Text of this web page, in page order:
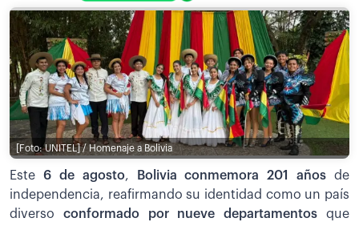
[Foto: UNITEL] / Homenaje a Bolivia
Este 6 de agosto, Bolivia conmemora 201 años de
independencia, reafirmando su identidad como un país
diverso conformado por nueve departamentos que